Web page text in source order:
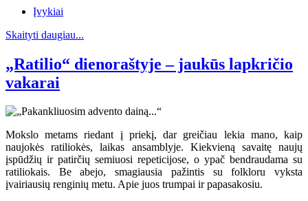
Įvykiai
Skaityti daugiau...
„Ratilio“ dienoraštyje – jaukūs lapkričio
vakarai
Mokslo metams riedant į priekį, dar greičiau lekia mano, kaip
naujokės ratiliokės, laikas ansamblyje. Kiekvieną savaitę naujų
įspūdžių ir patirčių semiuosi repeticijose, o ypač bendraudama su
ratiliokais. Be abejo, smagiausia pažintis su folkloru vyksta
įvairiausių renginių metu. Apie juos trumpai ir papasakosiu.